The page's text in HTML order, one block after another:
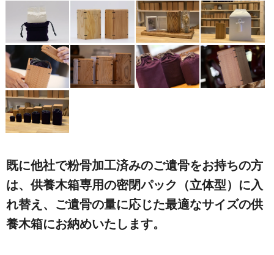
既に他社で粉骨加工済みのご遺骨をお持ちの方
は、供養木箱専用の密閉パック（立体型）に入
れ替え、ご遺骨の量に応じた最適なサイズの供
養木箱にお納めいたします。